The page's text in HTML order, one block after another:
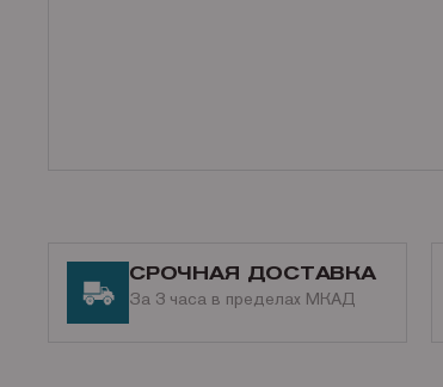
СРОЧНАЯ ДОСТАВКА
За 3 часа в пределах МКАД